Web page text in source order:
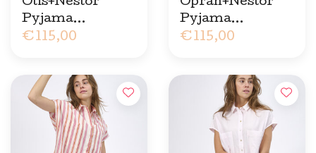
Otis+Nestor
Pyjama
Geborduurde
€115,00
Oprah+Nestor
Pyjama
Ultrablauwe
€115,00